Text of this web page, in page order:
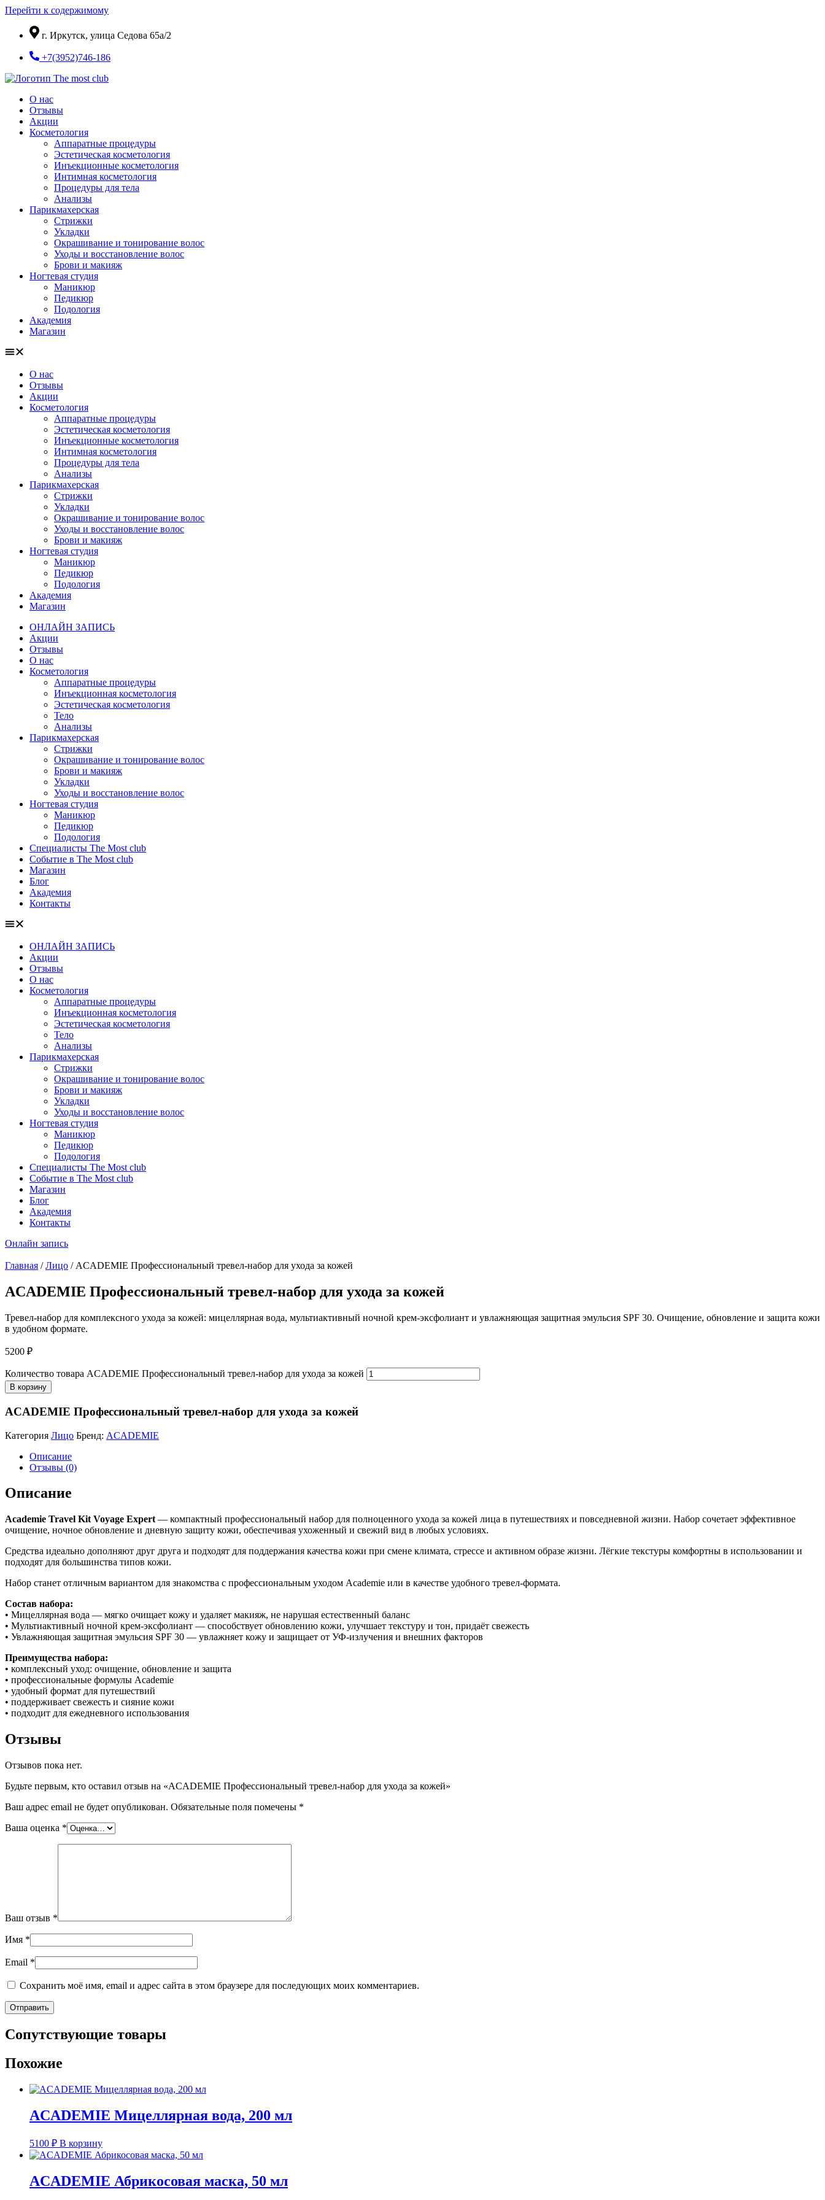
Перейти к содержимому
г. Иркутск, улица Седова 65а/2
+7(3952)746-186
О нас
Отзывы
Акции
Косметология
Аппаратные процедуры
Эстетическая косметология
Инъекционные косметология
Интимная косметология
Процедуры для тела
Анализы
Парикмахерская
Стрижки
Укладки
Окрашивание и тонирование волос
Уходы и восстановление волос
Брови и макияж
Ногтевая студия
Маникюр
Педикюр
Подология
Академия
Магазин
О нас
Отзывы
Акции
Косметология
Аппаратные процедуры
Эстетическая косметология
Инъекционные косметология
Интимная косметология
Процедуры для тела
Анализы
Парикмахерская
Стрижки
Укладки
Окрашивание и тонирование волос
Уходы и восстановление волос
Брови и макияж
Ногтевая студия
Маникюр
Педикюр
Подология
Академия
Магазин
ОНЛАЙН ЗАПИСЬ
Акции
Отзывы
О нас
Косметология
Аппаратные процедуры
Инъекционная косметология
Эстетическая косметология
Тело
Анализы
Парикмахерская
Стрижки
Окрашивание и тонирование волос
Брови и макияж
Укладки
Уходы и восстановление волос
Ногтевая студия
Маникюр
Педикюр
Подология
Специалисты The Most club
Событие в The Most club
Магазин
Блог
Академия
Контакты
ОНЛАЙН ЗАПИСЬ
Акции
Отзывы
О нас
Косметология
Аппаратные процедуры
Инъекционная косметология
Эстетическая косметология
Тело
Анализы
Парикмахерская
Стрижки
Окрашивание и тонирование волос
Брови и макияж
Укладки
Уходы и восстановление волос
Ногтевая студия
Маникюр
Педикюр
Подология
Специалисты The Most club
Событие в The Most club
Магазин
Блог
Академия
Контакты
Онлайн запись
Главная /Лицо / ACADEMIE Профессиональный тревел-набор для ухода за кожей
ACADEMIE Профессиональный тревел-набор для ухода за кожей
Тревел-набор для комплексного ухода за кожей: мицеллярная вода, мультиактивный ночной крем-эксфолиант и увлажняющая защитная эмульсия SPF 30. Очищение, обновление и защита кожи
в удобном формате.
5200 ₽
Количество товара ACADEMIE Профессиональный тревел-набор для ухода за кожей
В корзину
ACADEMIE Профессиональный тревел-набор для ухода за кожей
Категория Лицо Бренд: ACADEMIE
Описание
Отзывы (0)
Описание
Academie Travel Kit Voyage Expert — компактный профессиональный набор для полноценного ухода за кожей лица в путешествиях и повседневной жизни. Набор сочетает эффективное
очищение, ночное обновление и дневную защиту кожи, обеспечивая ухоженный и свежий вид в любых условиях.
Средства идеально дополняют друг друга и подходят для поддержания качества кожи при смене климата, стрессе и активном образе жизни. Лёгкие текстуры комфортны в использовании и
подходят для большинства типов кожи.
Набор станет отличным вариантом для знакомства с профессиональным уходом Academie или в качестве удобного тревел-формата.
Состав набора:
• Мицеллярная вода — мягко очищает кожу и удаляет макияж, не нарушая естественный баланс
• Мультиактивный ночной крем-эксфолиант — способствует обновлению кожи, улучшает текстуру и тон, придаёт свежесть
• Увлажняющая защитная эмульсия SPF 30 — увлажняет кожу и защищает от УФ-излучения и внешних факторов
Преимущества набора:
• комплексный уход: очищение, обновление и защита
• профессиональные формулы Academie
• удобный формат для путешествий
• поддерживает свежесть и сияние кожи
• подходит для ежедневного использования
Отзывы
Отзывов пока нет.
Будьте первым, кто оставил отзыв на «ACADEMIE Профессиональный тревел-набор для ухода за кожей»
Ваш адрес email не будет опубликован. Обязательные поля помечены *
Ваша оценка *
Ваш отзыв *
Имя *
Email *
Сохранить моё имя, email и адрес сайта в этом браузере для последующих моих комментариев.
Сопутствующие товары
Похожие
ACADEMIE Мицеллярная вода, 200 мл
5100 ₽ В корзину
ACADEMIE Абрикосовая маска, 50 мл